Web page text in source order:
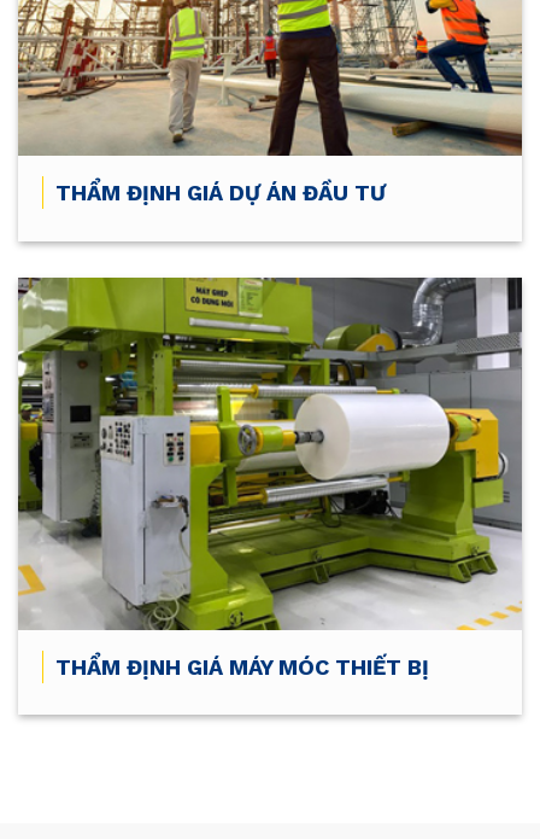
THẨM ĐỊNH GIÁ DỰ ÁN ĐẦU TƯ
THẨM ĐỊNH GIÁ MÁY MÓC THIẾT BỊ